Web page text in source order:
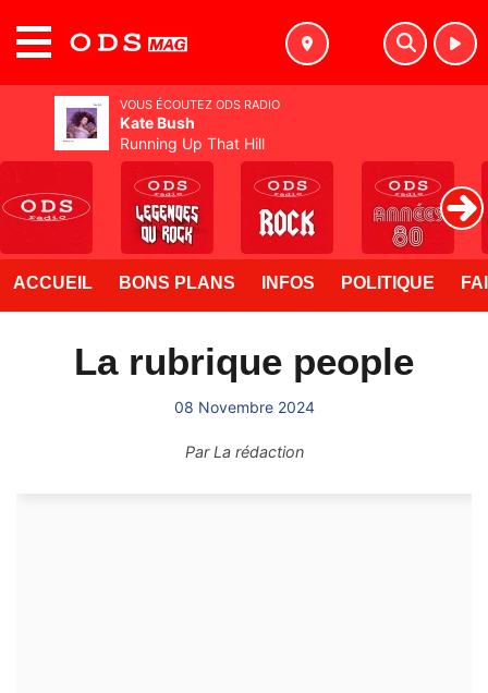
ACCUEIL BONS PLANS INFOS POLITIQUE
La rubrique people
08 Novembre 2024
ParLa rédaction
VOUS ÉCOUTEZ ODS RADIO
Kate Bush
Running Up That Hill